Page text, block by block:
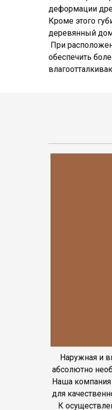
деформации
Кроме этого
деревянный
При
обеспечить
Наружная и
абсолютно
Наша компания
для
К